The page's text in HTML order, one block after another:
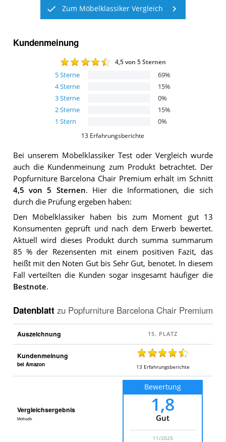
Zum Möbelklassiker Vergleich
Kundenmeinung
4,5von 5 Sternen
5Sterne 69%
4Sterne 15%
3Sterne 0%
2Sterne 15%
1 Stern 0%
13 Erfahrungsberichte
Bei unserem MöbelklassikerTest oder Vergleich wurde
auch die Kundenmeinung zum Produkt betrachtet. Der
Popfurniture Barcelona Chair Premium erhält im Schnitt
4,5 von 5 Sternen. Hier die Informationen, die sich
durch die Prüfung ergeben haben:
Den Möbelklassiker haben bis zum Moment gut 13
Konsumenten geprüft und nach dem Erwerb bewertet.
Aktuell wird dieses Produkt durch summa summarum
85 % der Rezensenten mit einem positiven Fazit, das
heißt mit den Noten Gut bis Sehr Gut, benotet. In diesem
Fall verteilten die Kunden sogar insgesamt häufiger die
Bestnote.
Datenblatt zu Popfurniture Barcelona Chair Premium
Auszeichnung
Kundenmeinung
bei Amazon 13 Erfahrungsberichte
Vergleichsergebnis
Methodik
Bewertung
1,8
Gut
11/2025